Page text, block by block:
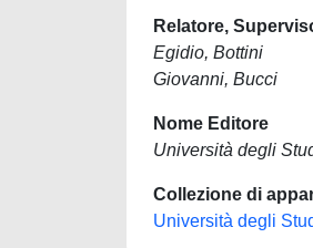
Relatore,
Egidio, Bottini
Giovanni, Bucci
Nome Editore
Università degli
Collezione di
Università degli